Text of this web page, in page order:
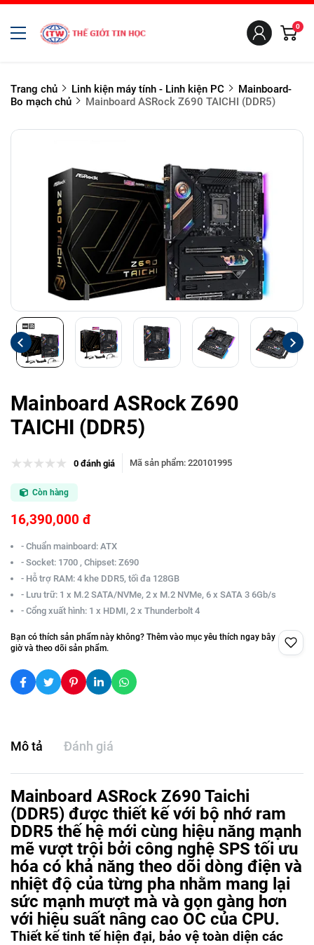
0
Trang chủ Linh kiện máy tính - Linh kiện PC
Mainboard-
Bo mạch chủ
Mainboard ASRock Z690 TAICHI (DDR5)
Mainboard ASRock Z690
TAICHI (DDR5)
0 đánh giá Mã sản phẩm: 220101995
Còn hàng
16,390,000 đ
- Chuẩn mainboard: ATX
- Socket: 1700 , Chipset: Z690
- Hỗ trợ RAM: 4 khe DDR5, tối đa 128GB
- Lưu trữ: 1 x M.2 SATA/NVMe, 2 x M.2 NVMe, 6 x SATA 3 6Gb/s
- Cổng xuất hình: 1 x HDMI, 2 x Thunderbolt 4
Bạn có thích sản phẩm này không? Thêm vào mục yêu thích ngay bây
giờ và theo dõi sản phẩm.
Mô tả Đánh giá
Mainboard ASRock Z690 Taichi
(DDR5) được thiết kế với bộ nhớ ram
DDR5 thế hệ mới cùng hiệu năng mạnh
mẽ vượt trội bởi công nghệ SPS tối ưu
hóa có khả năng theo dõi dòng điện và
nhiệt độ của từng pha nhằm mang lại
sức mạnh mượt mà và gọn gàng hơn
với hiệu suất nâng cao OC của CPU.
Thiết kế tinh tế hiện đại, bảo vệ toàn diện các